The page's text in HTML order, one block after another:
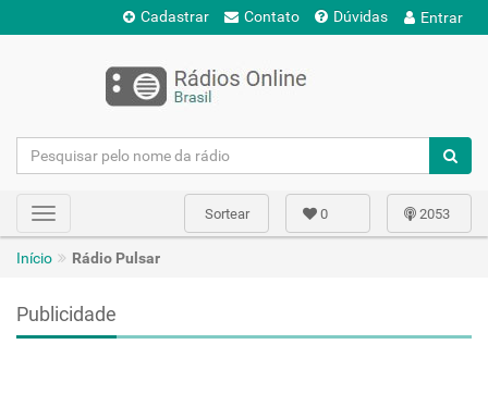
Cadastrar Contato Dúvidas Entrar
Toggle
navigation
2053
0
Sortear
Início Rádio Pulsar
Publicidade